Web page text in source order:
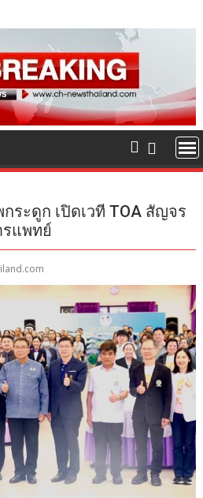
ระดูก เปิดเวที TOA สัญจร
แพทย์